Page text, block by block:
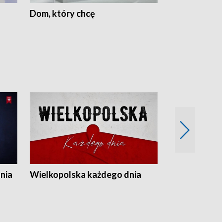
Dom, który chcę
Wielkopolska każdego dnia